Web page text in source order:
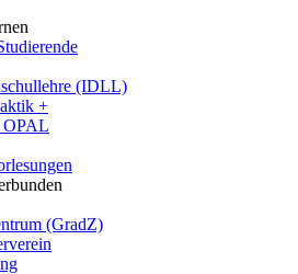
(IDLL)
+
OPAL
(GradZ)